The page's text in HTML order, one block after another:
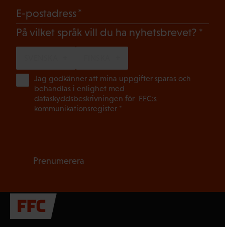
E-postadress
På vilket språk vill du ha nyhetsbrevet?
Jag godkänner att mina uppgifter sparas och
behandlas i enlighet med
dataskyddsbeskrivningen för FFC:s
kommunikationsregister*
Prenumerera